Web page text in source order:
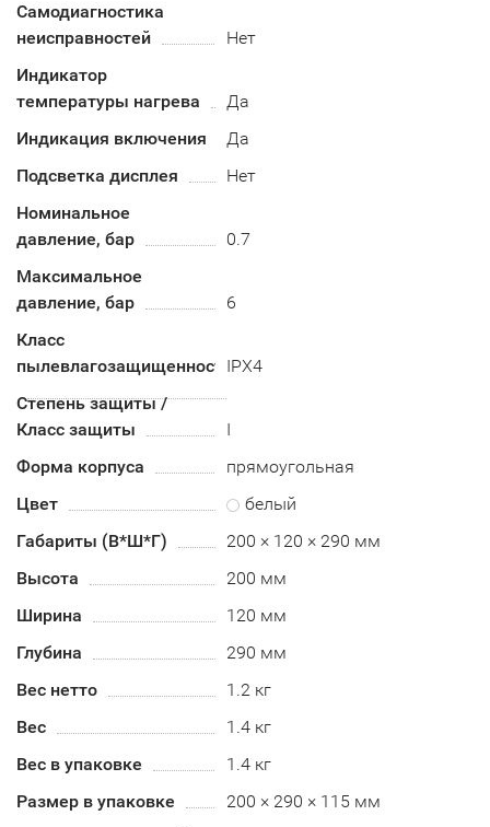
Самодиагностика
неисправностей
Нет
Индикатор
температуры нагрева
Да
Индикация включения
Да
Подсветка дисплея
Нет
Номинальное
давление, бар
0.7
Максимальное
давление, бар
6
Класс
пылевлагозащищенностиIPX4
Степень защиты /
Класс защиты
I
Форма корпуса
прямоугольная
Цвет
белый
Габариты (В*Ш*Г)
200 × 120 × 290 мм
Высота
200 мм
Ширина
120 мм
Глубина
290 мм
Вес нетто
1.2 кг
Вес
1.4 кг
Вес в упаковке
1.4 кг
Размер в упаковке
200 × 290 × 115 мм